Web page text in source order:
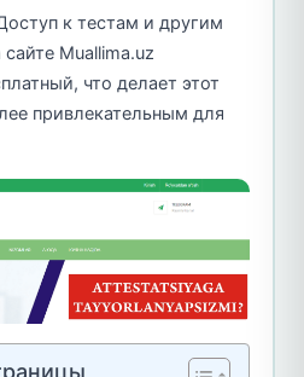
к тестам и другим
Muallima.uz
что делает этот
привлекательным для